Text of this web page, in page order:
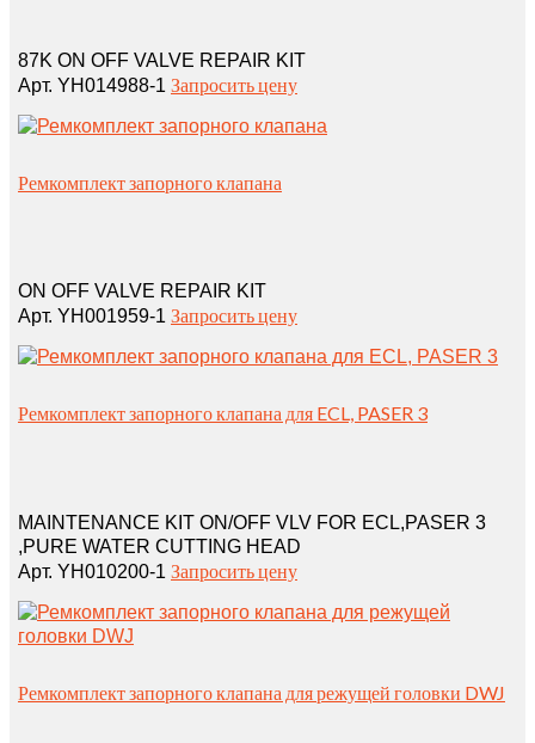
87K ON OFF VALVE REPAIR KIT
Арт. YH014988-1 Запросить цену
Ремкомплект запорного клапана
ON OFF VALVE REPAIR KIT
Арт. YH001959-1 Запросить цену
Ремкомплект запорного клапана для ECL, PASER 3
MAINTENANCE KIT ON/OFF VLV FOR ECL,PASER 3
,PURE WATER CUTTING HEAD
Арт. YH010200-1 Запросить цену
Ремкомплект запорного клапана для режущей головки DWJ